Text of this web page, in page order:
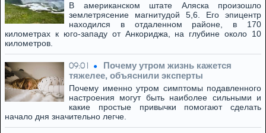
В американском штате Аляска произошло
землетрясение магнитудой 5,6. Его эпицентр
находился в отдаленном районе, в 170
километрах к юго-западу от Анкориджа, на глубине около 10
километров.
09:01
Почему утром жизнь кажется
тяжелее, объяснили эксперты
Почему именно утром симптомы подавленного
настроения могут быть наиболее сильными и
какие простые привычки помогают сделать
начало дня значительно легче.